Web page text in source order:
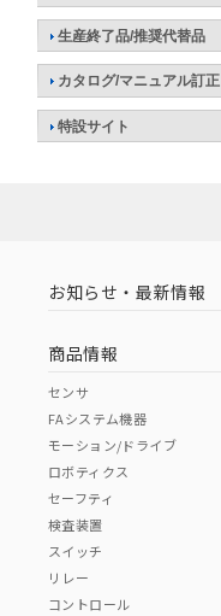
生産終了品/推奨代替品
カタログ/マニュアル訂正
特設サイト
お知らせ・最新情報
商品情報
センサ
FAシステム機器
モーション/ドライブ
ロボティクス
セーフティ
検査装置
スイッチ
リレー
コントロール